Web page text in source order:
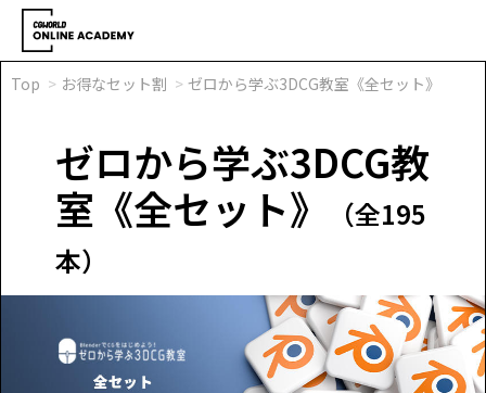
Top お得なセット割 ゼロから学ぶ3DCG教室《全セット》
ゼロから学ぶ3DCG教
室《全セット》
（全195
本）